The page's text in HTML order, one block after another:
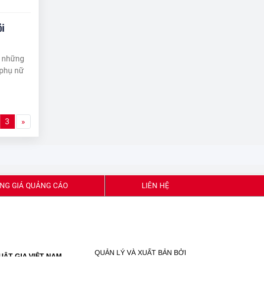
những
nữ
3 »
GIÁ QUẢNG CÁO LIÊN HỆ
GIA VIỆT NAM
QUẢN LÝ VÀ XUẤT BẢN BỞI